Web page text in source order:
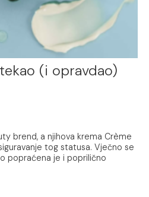
(i opravdao)
brend, a njihova krema Crème
tog statusa. Vječno se
popraćena je i poprilično